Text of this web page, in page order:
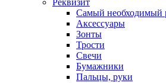
Реквизит
Самый необходимый
Аксессуары
Зонты
Трости
Свечи
Бумажники
Пальцы, руки